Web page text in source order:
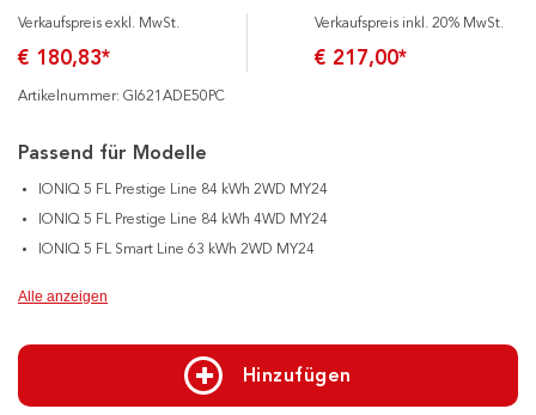
Verkaufspreis exkl. MwSt.
€ 180,83*
Verkaufspreis inkl. 20% MwSt.
€ 217,00*
Artikelnummer: GI621ADE50PC
Passend für Modelle
IONIQ 5 FL Prestige Line 84 kWh 2WD MY24
IONIQ 5 FL Prestige Line 84 kWh 4WD MY24
IONIQ 5 FL Smart Line 63 kWh 2WD MY24
Alle anzeigen
Hinzufügen